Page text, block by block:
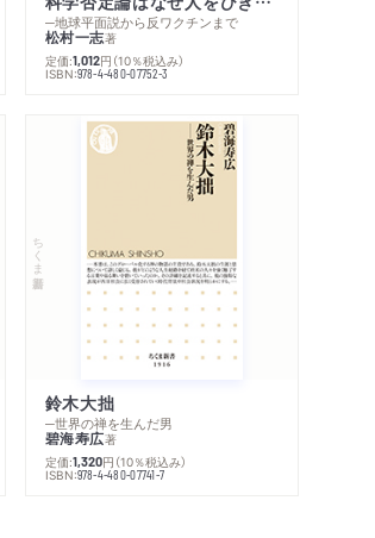
─地球平面説から反ワクチンまで
松村一志著
定価:1,012円 （10％税込み）
ISBN:978-4-480-07752-3
ちくま新書
鈴木大拙
─世界の禅を生んだ男
碧海寿広著
定価:1,320円 （10％税込み）
ISBN:978-4-480-07741-7